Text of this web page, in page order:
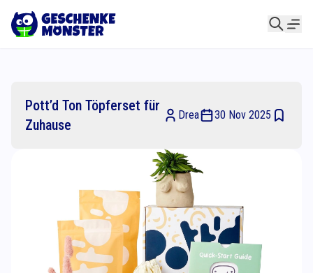
Pott’d Ton Töpferset für
Zuhause
Drea 30 Nov 2025